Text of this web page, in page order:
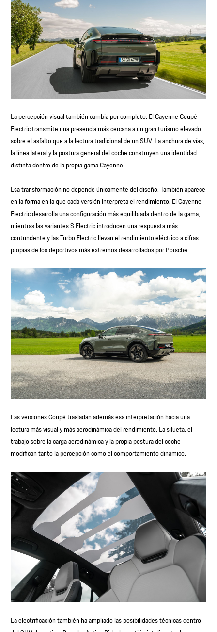
La percepción visual también cambia por completo. El Cayenne Coupé
Electric transmite una presencia más cercana a un gran turismo elevado
sobre el asfalto que a la lectura tradicional de un SUV. La anchura de vías,
la línea lateral y la postura general del coche construyen una identidad
distinta dentro de la propia gama Cayenne.
Esa transformación no depende únicamente del diseño. También aparece
en la forma en la que cada versión interpreta el rendimiento. El Cayenne
Electric desarrolla una configuración más equilibrada dentro de la gama,
mientras las variantes S Electric introducen una respuesta más
contundente y las Turbo Electric llevan el rendimiento eléctrico a cifras
propias de los deportivos más extremos desarrollados por Porsche.
Las versiones Coupé trasladan además esa interpretación hacia una
lectura más visual y más aerodinámica del rendimiento. La silueta, el
trabajo sobre la carga aerodinámica y la propia postura del coche
modifican tanto la percepción como el comportamiento dinámico.
La electrificación también ha ampliado las posibilidades técnicas dentro